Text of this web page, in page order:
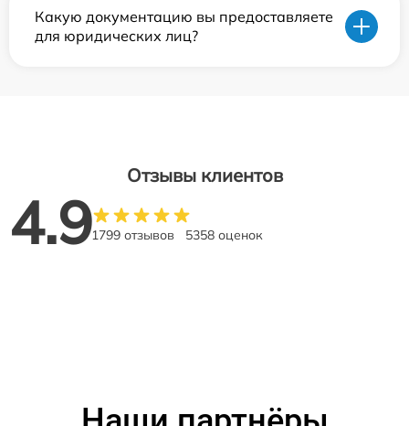
Какую документацию вы предоставляете
для юридических лиц?
Отзывы клиентов
4.91799 отзывов 5358 оценок